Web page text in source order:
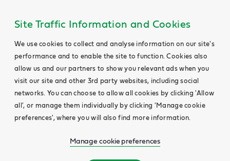
Site Traffic Information and Cookies
We use cookies to collect and analyse information on our site's
performance and to enable the site to function. Cookies also
allow us and our partners to show you relevant ads when you
visit our site and other 3rd party websites, including social
networks. You can choose to allow all cookies by clicking 'Allow
all', or manage them individually by clicking 'Manage cookie
preferences', where you will also find more information.
Manage cookie preferences